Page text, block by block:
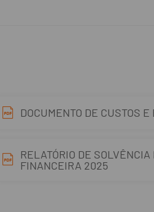
DOCUMENTO DE CUSTOS E
RELATÓRIO DE
FINANCEIRA 2025